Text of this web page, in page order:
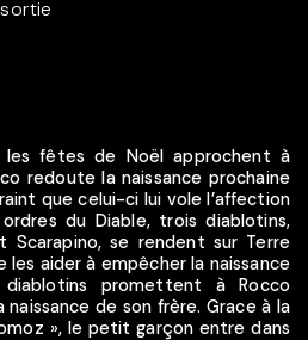
les fêtes de Noël approchent à
redoute la naissance prochaine
que celui-ci lui vole l’affection
du Diable, trois diablotins,
Scarapino, se rendent sur Terre
les aider à empêcher la naissance
promettent à Rocco
naissance de son frère. Grace à la
», le petit garçon entre dans